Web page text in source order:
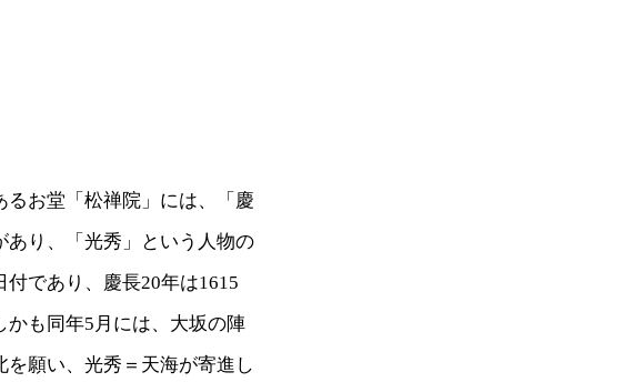
お堂「松禅院」には、「慶
り、「光秀」という人物の
であり、慶長20年は1615
も同年5月には、大坂の陣
願い、光秀＝天海が寄進し